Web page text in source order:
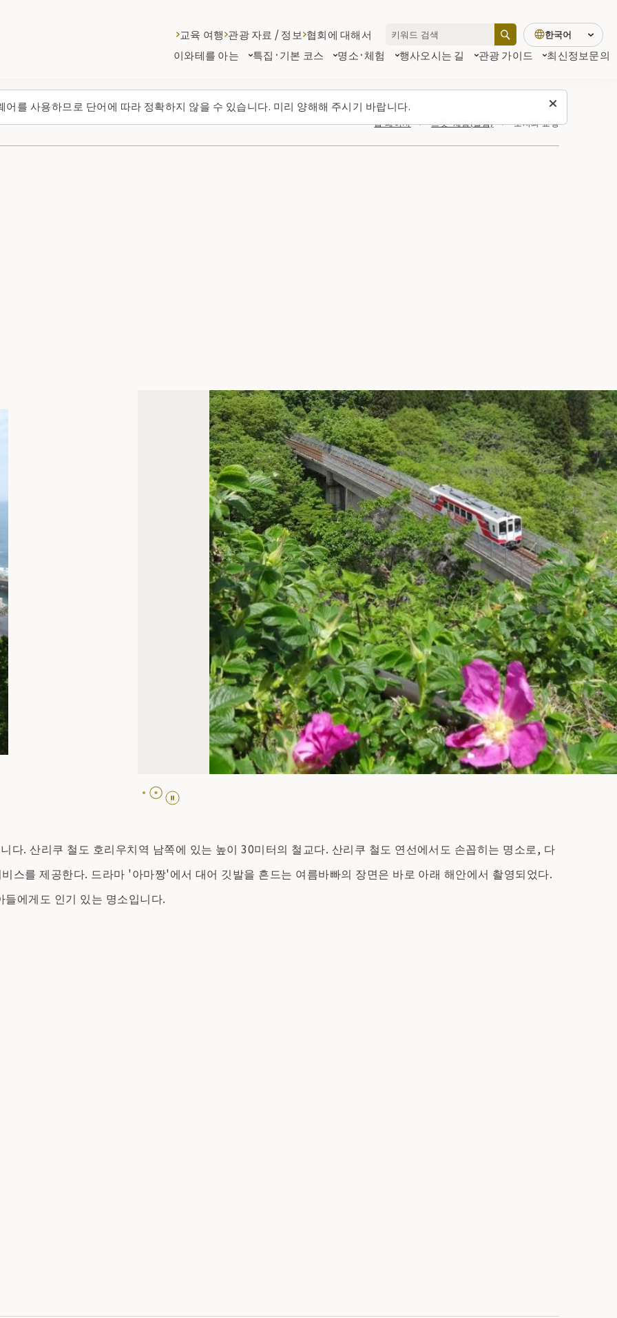
어를 사용하므로 단어에 따라 정확하지 않을 수 있습니다. 미리 양해해 주시기 바랍니다.
이와테를 아는 특집·기본 코스 명소·체험 행사오시는 길 관광 가이드 최신정보문의
교육 여행 관광 자료 / 정보 협회에 대해서 한국어
탑 페이지 스폿・체험(일람) 오사와 교량
다. 산리쿠 철도 호리우치역 남쪽에 있는 높이 30미터의 철교다. 산리쿠 철도 연선에서도 손꼽히는 명소로, 다
스를 제공한다. 드라마 '아마짱'에서 대어 깃발을 흔드는 여름바빠의 장면은 바로 아래 해안에서 촬영되었다.
에게도 인기 있는 명소입니다.